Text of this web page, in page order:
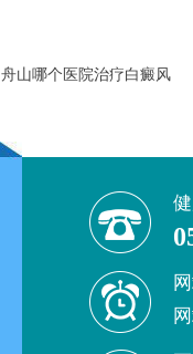
舟山哪个医院治疗白癜风